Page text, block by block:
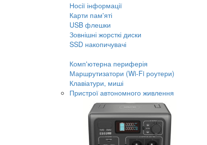
Носії інформації
Карти пам'яті
USB флешки
Зовнішні жорсткі диски
SSD накопичувачі
Комп'ютерна периферія
Маршрутизатори (Wi-Fi роутери)
Клавіатури, миші
Пристрої автономного живлення